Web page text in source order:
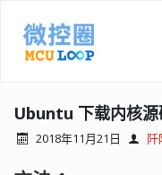
Ubuntu 下载内核源
2018年11月21日 阡